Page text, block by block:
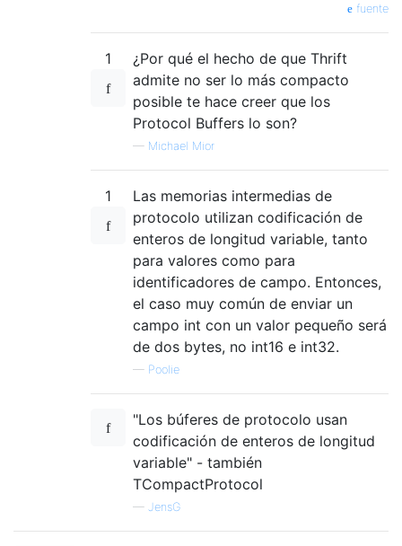
fuente
1
¿Por qué el hecho de que Thrift
admite no ser lo más compacto
posible te hace creer que los
Protocol Buffers lo son?
— Michael Mior
1
Las memorias intermedias de
protocolo utilizan codificación de
enteros de longitud variable, tanto
para valores como para
identificadores de campo. Entonces,
el caso muy común de enviar un
campo int con un valor pequeño será
de dos bytes, no int16 e int32.
— Poolie
"Los búferes de protocolo usan
codificación de enteros de longitud
variable" - también
TCompactProtocol
— JensG